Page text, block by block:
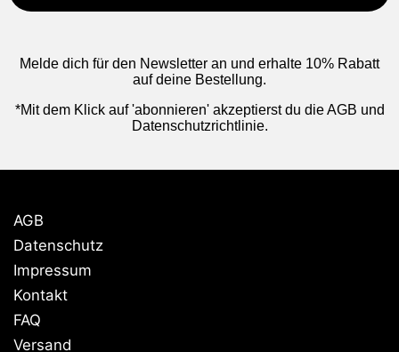
Melde dich für den Newsletter an und erhalte 10% Rabatt
auf deine Bestellung.
*Mit dem Klick auf 'abonnieren' akzeptierst du die AGB und
Datenschutzrichtlinie.
AGB
Datenschutz
Impressum
Kontakt
FAQ
Versand